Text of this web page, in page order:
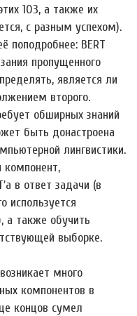
103, а также их
с разным успехом).
поподробнее: BERT
пропущенного
является ли
второго.
обширных знаний
быть донастроена
лингвистики.
компонент,
в ответ задачи (в
используется
а также обучить
выборке.
много
компонентов в
концов сумел